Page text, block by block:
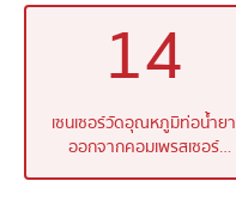
14
เซนเซอร์วัดอุณหภูมิท่อน้ำยา
ออกจากคอมเพรสเซอร์
(Discharge) หลุดหรือขาด